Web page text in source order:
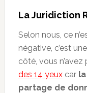
La Juridiction
Selon nous, ce
négative, c’est
côté, vous
des 14 yeuxcar
partage de